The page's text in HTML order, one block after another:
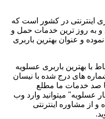
اینترنتی در کشور است که
و به روز ترین خدمات حمل و
و عنوان بهترین باربری
با بهترین باربری عسلویه
های درج شده با نیسان
صد خدمات ما مطلع
عسلویه" میتوانید وارد وب
از مشاوره اینترنتی